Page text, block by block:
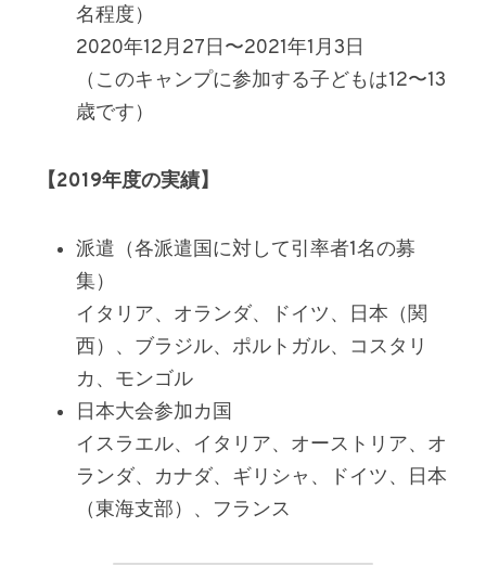
名程度）
2020年12月27日〜2021年1月3日
（このキャンプに参加する子どもは12〜13
歳です）
【2019年度の実績】
派遣（各派遣国に対して引率者1名の募
集）
イタリア、オランダ、ドイツ、日本（関
西）、ブラジル、ポルトガル、コスタリ
カ、モンゴル
日本大会参加カ国
イスラエル、イタリア、オーストリア、オ
ランダ、カナダ、ギリシャ、ドイツ、日本
（東海支部）、フランス